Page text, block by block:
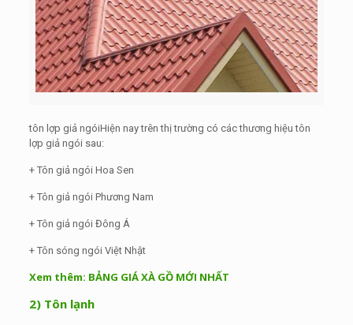
tôn lợp giả ngóiHiện nay trên thị trường có các thương hiệu tôn
lợp giả ngói sau:
+ Tôn giả ngói Hoa Sen
+ Tôn giả ngói Phương Nam
+ Tôn giả ngói Đông Á
+ Tôn sóng ngói Việt Nhật
Xem thêm: BẢNG GIÁ XÀ GỒ MỚI NHẤT
2) Tôn lạnh